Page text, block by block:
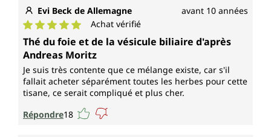
Evi Beck de Allemagne avant 10 années
Note moyenne de 5 sur 5 étoiles
Achat vérifié
Thé du foie et de la vésicule biliaire d'après
Andreas Moritz
Je suis très contente que ce mélange existe, car s'il
fallait acheter séparément toutes les herbes pour cette
tisane, ce serait compliqué et plus cher.
Répondre18